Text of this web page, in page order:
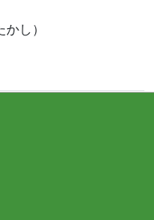
かし）
reserved.